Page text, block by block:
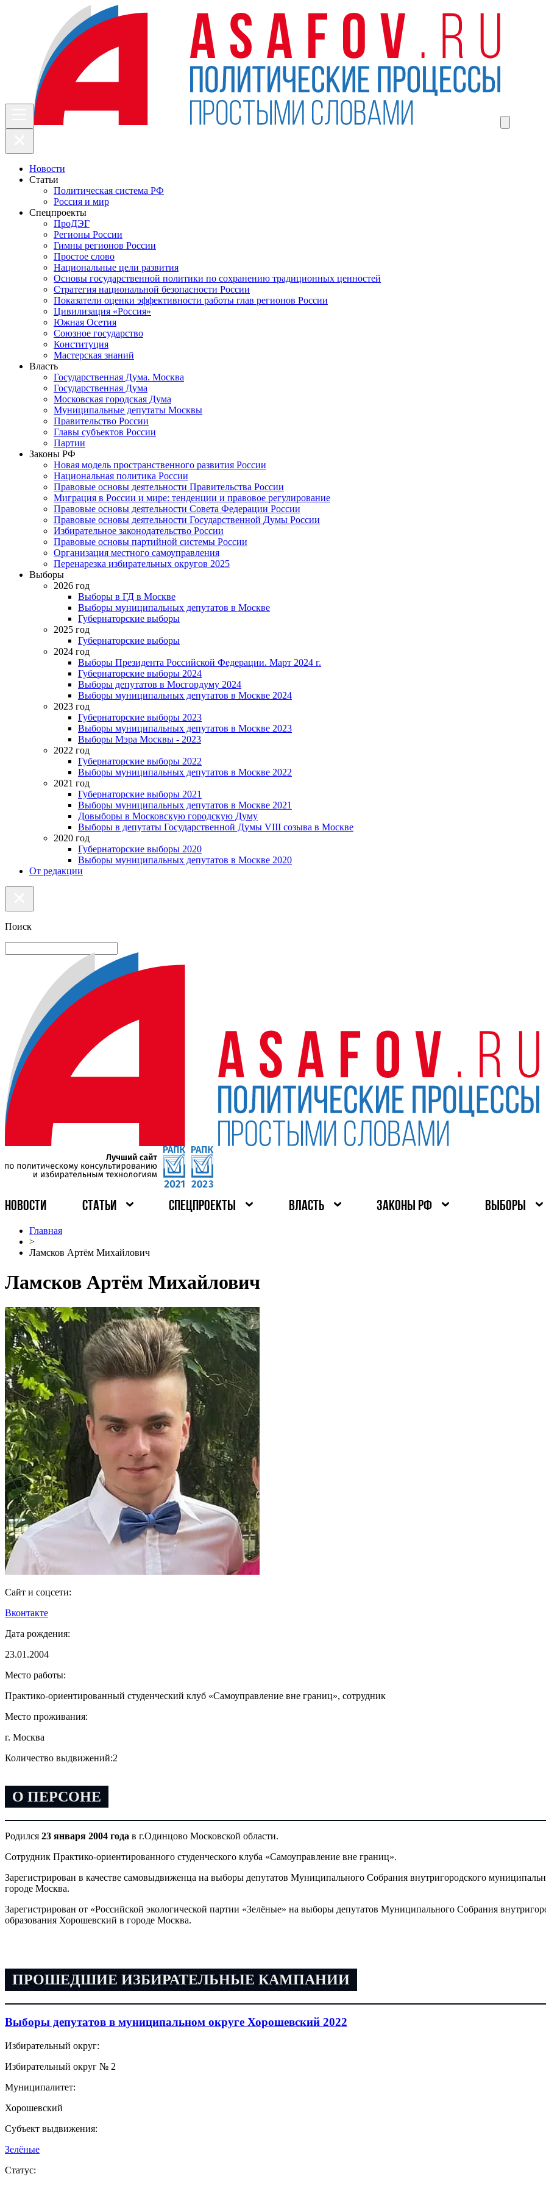
Новости
Статьи
Политическая система РФ
Россия и мир
Спецпроекты
ПроДЭГ
Регионы России
Гимны регионов России
Простое слово
Национальные цели развития
Основы государственной политики по сохранению традиционных ценностей
Стратегия национальной безопасности России
Показатели оценки эффективности работы глав регионов России
Цивилизация «Россия»
Южная Осетия
Союзное государство
Конституция
Мастерская знаний
Власть
Государственная Дума. Москва
Государственная Дума
Московская городская Дума
Муниципальные депутаты Москвы
Правительство России
Главы субъектов России
Партии
Законы РФ
Новая модель пространственного развития России
Национальная политика России
Правовые основы деятельности Правительства России
Миграция в России и мире: тенденции и правовое регулирование
Правовые основы деятельности Совета Федерации России
Правовые основы деятельности Государственной Думы России
Избирательное законодательство России
Правовые основы партийной системы России
Организация местного самоуправления
Перенарезка избирательных округов 2025
Выборы
2026 год
Выборы в ГД в Москве
Выборы муниципальных депутатов в Москве
Губернаторские выборы
2025 год
Губернаторские выборы
2024 год
Выборы Президента Российской Федерации. Март 2024 г.
Губернаторские выборы 2024
Выборы депутатов в Мосгордуму 2024
Выборы муниципальных депутатов в Москве 2024
2023 год
Губернаторские выборы 2023
Выборы муниципальных депутатов в Москве 2023
Выборы Мэра Москвы - 2023
2022 год
Губернаторские выборы 2022
Выборы муниципальных депутатов в Москве 2022
2021 год
Губернаторские выборы 2021
Выборы муниципальных депутатов в Москве 2021
Довыборы в Московскую городскую Думу
Выборы в депутаты Государственной Думы VIII созыва в Москве
2020 год
Губернаторские выборы 2020
Выборы муниципальных депутатов в Москве 2020
От редакции
Поиск
НОВОСТИ СТАТЬИ СПЕЦПРОЕКТЫ ВЛАСТЬ ЗАКОНЫ РФ ВЫБОРЫ
Главная
>
Ламсков Артём Михайлович
Ламсков Артём Михайлович
Сайт и соцсети:
Вконтакте
Дата рождения:
23.01.2004
Место работы:
Практико-ориентированный студенческий клуб «Самоуправление вне границ», сотрудник
Место проживания:
г. Москва
Количество выдвижений:2
О ПЕРСОНЕ
Родился 23 января 2004 года в г.Одинцово Московской области.
Сотрудник Практико-ориентированного студенческого клуба «Самоуправление вне границ».
Зарегистрирован в качестве самовыдвиженца на выборы депутатов Муниципального Собрания внутригородского
городе Москва.
Зарегистрирован от «Российской экологической партии «Зелёные» на выборы депутатов Муниципального Собрания
образования Хорошевский в городе Москва.
ПРОШЕДШИЕ ИЗБИРАТЕЛЬНЫЕ КАМПАНИИ
Выборы депутатов в муниципальном округе Хорошевский 2022
Избирательный округ:
Избирательный округ № 2
Муниципалитет:
Хорошевский
Субъект выдвижения:
Зелёные
Статус: